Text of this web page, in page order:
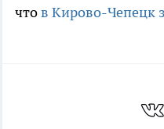
чтов Кирово-Чепецк